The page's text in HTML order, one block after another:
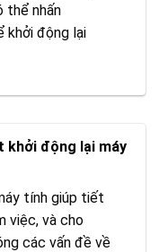
thể nhấn
khởi động lại
khởi động lại máy
tính giúp tiết
việc, và cho
các vấn đề về